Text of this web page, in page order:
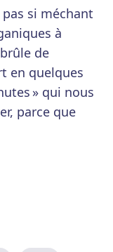
si méchant
à
de
en quelques
» qui nous
parce que